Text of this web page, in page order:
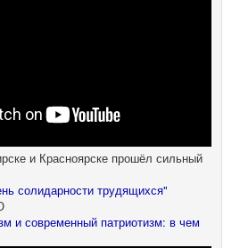
и Красноярске прошёл сильный
солидарности трудящихся"
и современный патриотизм: в чем